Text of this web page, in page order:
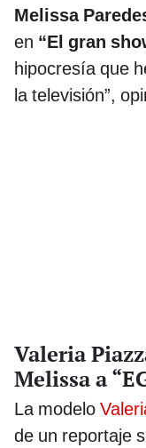
Melissa
en “El gran
hipocresía que
la televisión”,
Valeria
Melissa a
La modelo
de un reportaje